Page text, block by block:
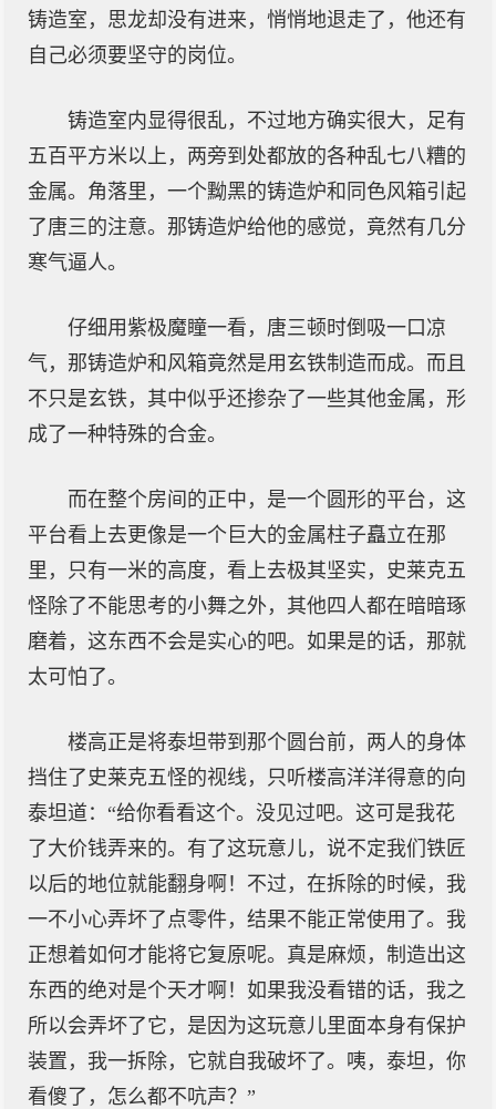
铸造室，思龙却没有进来，悄悄地退走了，他还有
自己必须要坚守的岗位。
铸造室内显得很乱，不过地方确实很大，足有
五百平方米以上，两旁到处都放的各种乱七八糟的
金属。角落里，一个黝黑的铸造炉和同色风箱引起
了唐三的注意。那铸造炉给他的感觉，竟然有几分
寒气逼人。
仔细用紫极魔瞳一看，唐三顿时倒吸一口凉
气，那铸造炉和风箱竟然是用玄铁制造而成。而且
不只是玄铁，其中似乎还掺杂了一些其他金属，形
成了一种特殊的合金。
而在整个房间的正中，是一个圆形的平台，这
平台看上去更像是一个巨大的金属柱子矗立在那
里，只有一米的高度，看上去极其坚实，史莱克五
怪除了不能思考的小舞之外，其他四人都在暗暗琢
磨着，这东西不会是实心的吧。如果是的话，那就
太可怕了。
楼高正是将泰坦带到那个圆台前，两人的身体
挡住了史莱克五怪的视线，只听楼高洋洋得意的向
泰坦道：“给你看看这个。没见过吧。这可是我花
了大价钱弄来的。有了这玩意儿，说不定我们铁匠
以后的地位就能翻身啊！不过，在拆除的时候，我
一不小心弄坏了点零件，结果不能正常使用了。我
正想着如何才能将它复原呢。真是麻烦，制造出这
东西的绝对是个天才啊！如果我没看错的话，我之
所以会弄坏了它，是因为这玩意儿里面本身有保护
装置，我一拆除，它就自我破坏了。咦，泰坦，你
看傻了，怎么都不吭声？”